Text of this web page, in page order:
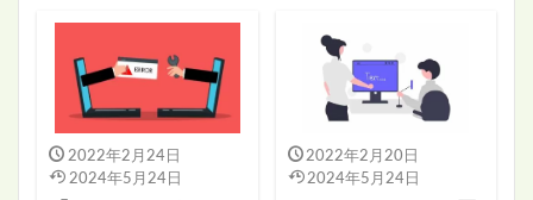
2022年2月24日
2024年5月24日
2022年2月20日
2024年5月24日